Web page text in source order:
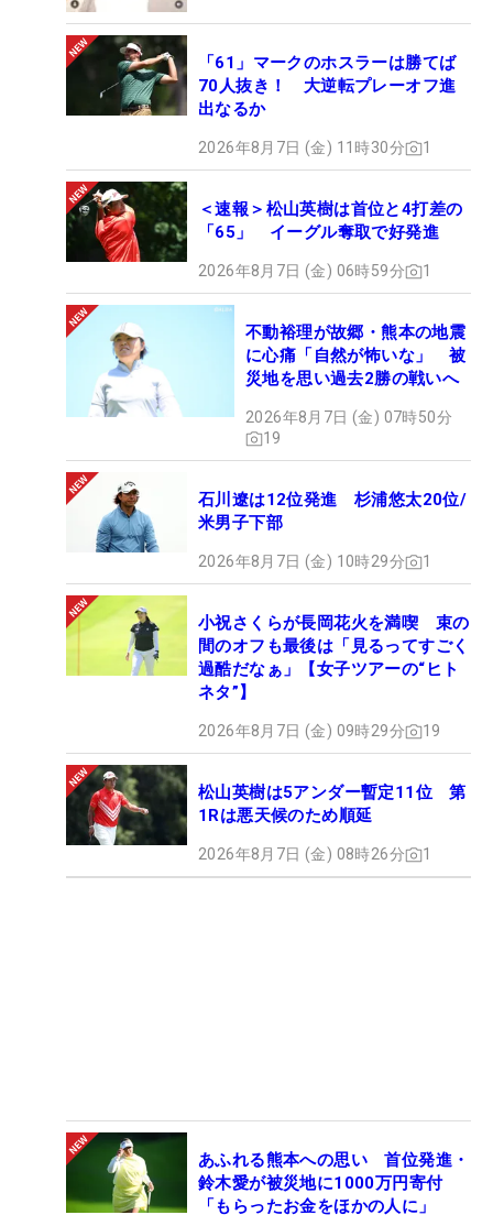
「61」マークのホスラーは勝てば
70人抜き！ 大逆転プレーオフ進
出なるか
2026年8月7日 (金) 11時30分 1
＜速報＞松山英樹は首位と4打差の
「65」 イーグル奪取で好発進
2026年8月7日 (金) 06時59分 1
不動裕理が故郷・熊本の地震
に心痛「自然が怖いな」 被
災地を思い過去2勝の戦いへ
2026年8月7日 (金) 07時50分
19
石川遼は12位発進 杉浦悠太20位/
米男子下部
2026年8月7日 (金) 10時29分 1
小祝さくらが長岡花火を満喫 束の
間のオフも最後は「見るってすごく
過酷だなぁ」【女子ツアーの“ヒト
ネタ”】
2026年8月7日 (金) 09時29分 19
松山英樹は5アンダー暫定11位 第
1Rは悪天候のため順延
2026年8月7日 (金) 08時26分 1
あふれる熊本への思い 首位発進・
鈴木愛が被災地に1000万円寄付
「もらったお金をほかの人に」